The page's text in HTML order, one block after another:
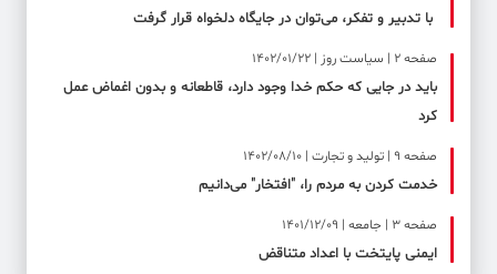
با تدبیر و تفکر، می‌توان در جایگاه دلخواه قرار گرفت
صفحه ۲ | سیاست روز | 1402/01/22
باید در جایی که حکم خدا وجود دارد، قاطعانه و بدون اغماض عمل
کرد
صفحه ۹ | تولید و تجارت | 1402/08/10
خدمت کردن به مردم را، "افتخار" می‌دانیم
صفحه ۳ | جامعه | 1401/12/09
ایمنی پایتخت با اعداد متناقض